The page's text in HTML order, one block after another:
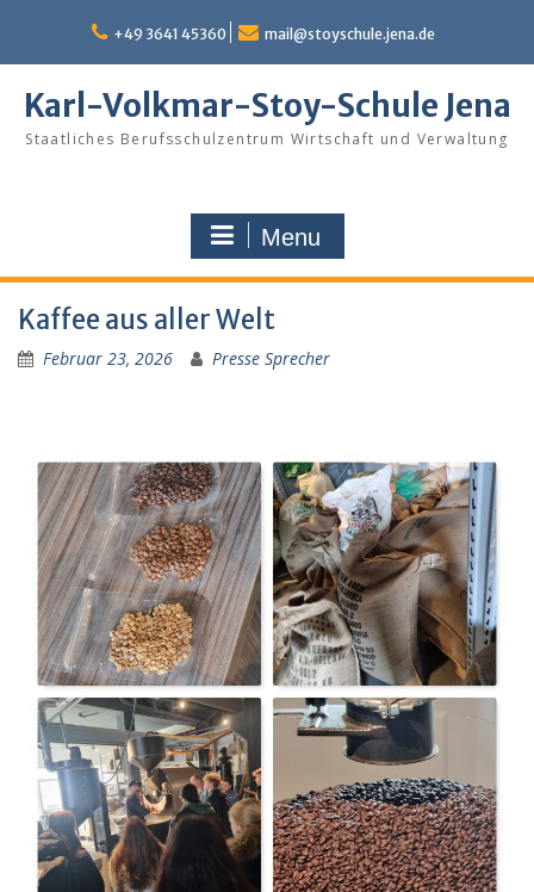
content
+49 3641 45360 mail@stoyschule.jena.de
Karl-Volkmar-Stoy-Schule Jena
Staatliches Berufsschulzentrum Wirtschaft und Verwaltung
Menu
Kaffee aus aller Welt
Februar 23, 2026 Presse Sprecher